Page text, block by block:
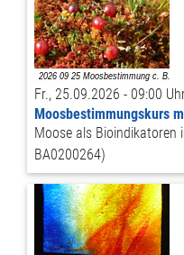
Fr., 25.09.2026 - 09:00
Moosbestimmungskurs
Moose als
BA0200264)